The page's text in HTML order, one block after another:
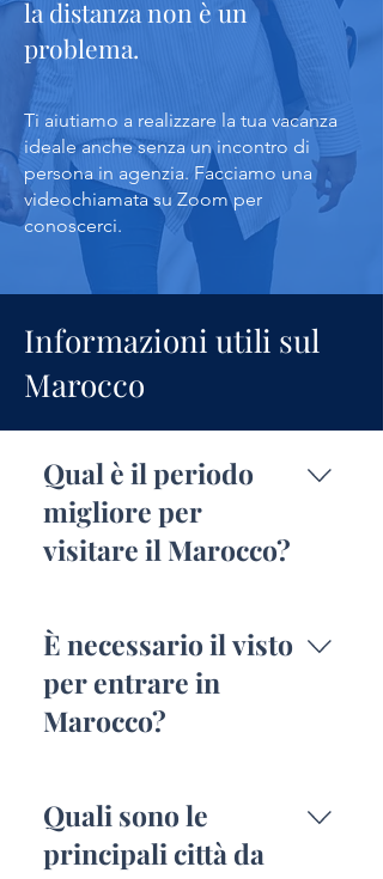
la distanza non è un
problema.
Ti aiutiamo a realizzare la tua vacanza
ideale anche senza un incontro di
persona in agenzia. Facciamo una
videochiamata su Zoom per
conoscerci.
Informazioni utili sul
Marocco
Qual è il periodo
migliore per
visitare il Marocco?
e maggio o tra settembre e
novembre, quando le
temperature sono miti e il
clima è piacevole. L'estate
interne e nel deserto.
È necessario il visto
per entrare in
Marocco?
necessario il visto per
soggiorni turistici fino a 90
giorni. È sufficiente il
Quali sono le
principali città da